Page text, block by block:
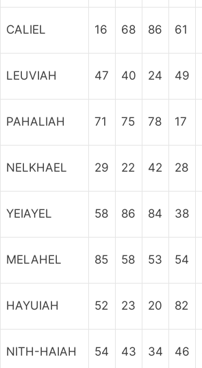
CALIEL 16 68 86 61
LEUVIAH 47 40 24 49
PAHALIAH 71 75 78 17
NELKHAEL 29 22 42 28
YEIAYEL 58 86 84 38
MELAHEL 85 58 53 54
HAYUIAH 52 23 20 82
NITH-HAIAH 54 43 34 46